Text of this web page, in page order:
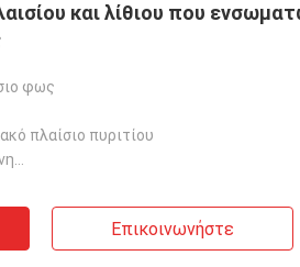
και λίθιου που
φως
πλαίσιο πυριτίου
Επικοινωνήστε